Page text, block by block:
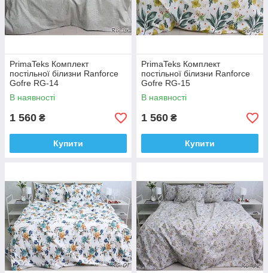
PrimaTeks Комплект
постільної білизни Ranforce
Gofre RG-14
В наявності
1 560 ₴
Купити
PrimaTeks Комплект
постільної білизни Ranforce
Gofre RG-15
В наявності
1 560 ₴
Купити